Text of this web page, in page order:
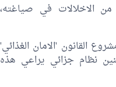
الاخلالات في صياغته،
القانون 'الامان الغذائي'
نظام جزائي يراعي هذه